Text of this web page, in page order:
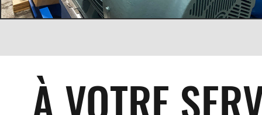
À VOTRE SER